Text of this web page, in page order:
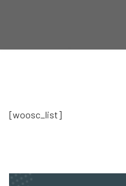
[woosc_list]